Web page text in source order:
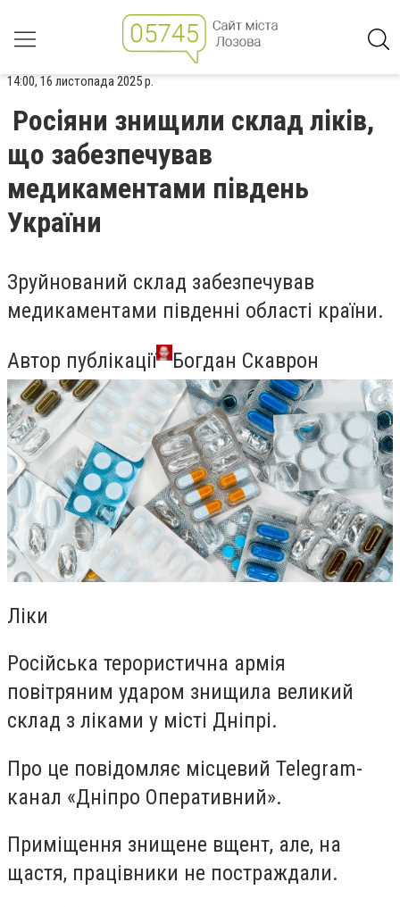
14:00, 16 листопада 2025 р.
Росіяни знищили склад ліків,
що забезпечував
медикаментами південь
України
Зруйнований склад забезпечував
медикаментами південні області країни.
Автор публікації
Богдан Скаврон
Ліки
Російська терористична армія
повітряним ударом знищила великий
склад з ліками у місті Дніпрі.
Про це повідомляє місцевий Telegram-
канал «Дніпро Оперативний».
Приміщення знищене вщент, але, на
щастя, працівники не постраждали.